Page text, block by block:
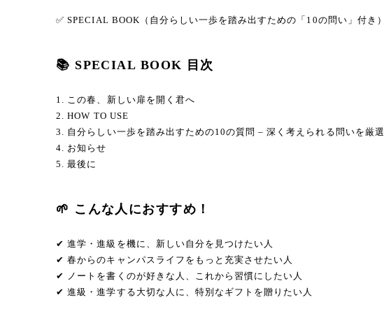
✅ SPECIAL BOOK（自分らしい一歩を踏み出すための「10の問い」付き）
📚 SPECIAL BOOK 目次
1. この春、新しい扉を開く君へ
2. HOW TO USE
3. 自分らしい一歩を踏み出すための10の質問 – 深く考えられる問いを厳選
4. お知らせ
5. 最後に
🌱 こんな人におすすめ！
✔ 進学・進級を機に、新しい自分を見つけたい人
✔ 春からのキャンパスライフをもっと充実させたい人
✔ ノートを書くのが好きな人、これから習慣にしたい人
✔ 進級・進学する大切な人に、特別なギフトを贈りたい人